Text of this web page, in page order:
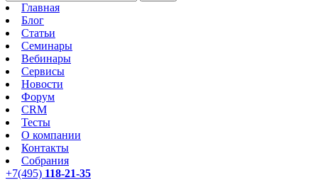
Главная
Блог
Статьи
Семинары
Вебинары
Сервисы
Новости
Форум
CRM
Тесты
О компании
Контакты
Собрания
+7(495) 118-21-35